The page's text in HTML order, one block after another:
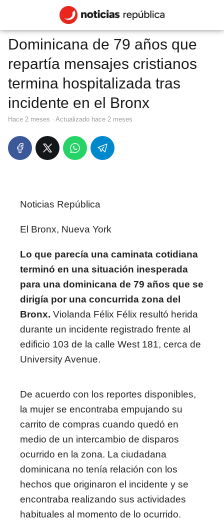
Dominicana de 79 años que
repartía mensajes cristianos
termina hospitalizada tras
incidente en el Bronx
hace 2 meses · Actualizado hace 2 meses
Noticias República
El Bronx, Nueva York
Lo que parecía una caminata cotidiana
terminó en una situación inesperada
para una dominicana de 79 años que se
dirigía por una concurrida zona del
Bronx. Violanda Félix Félix resultó herida
durante un incidente registrado frente al
edificio 103 de la calle West 181, cerca de
University Avenue.
De acuerdo con los reportes disponibles,
la mujer se encontraba empujando su
carrito de compras cuando quedó en
medio de un intercambio de disparos
ocurrido en la zona. La ciudadana
dominicana no tenía relación con los
hechos que originaron el incidente y se
encontraba realizando sus actividades
habituales al momento de lo ocurrido.